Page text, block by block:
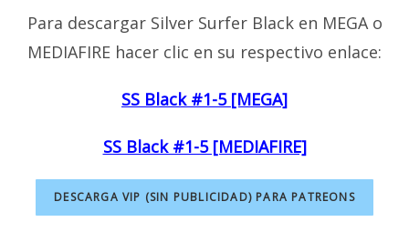
Para descargar Silver Surfer Black en MEGA o
MEDIAFIRE hacer clic en su respectivo enlace:
SS Black #1-5 [MEGA]
SS Black #1-5 [MEDIAFIRE]
DESCARGA VIP (SIN PUBLICIDAD) PARA PATREONS